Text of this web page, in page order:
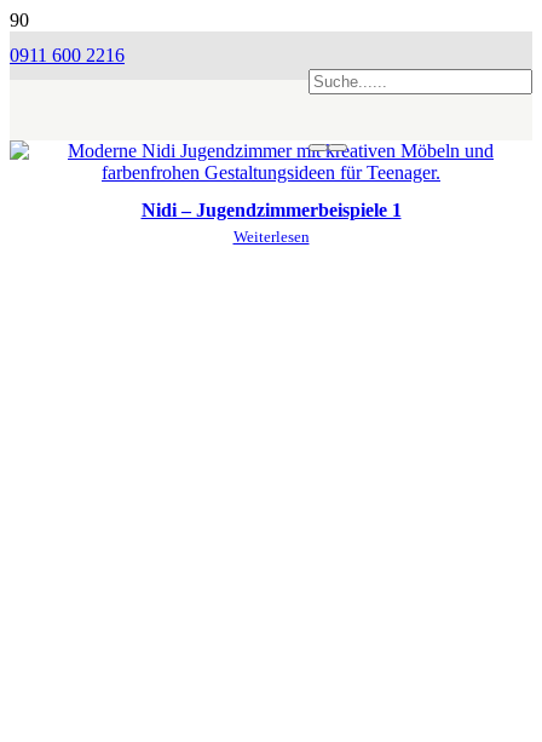
0911 600 2216
Nidi – Jugendzimmerbeispiele 1
Weiterlesen